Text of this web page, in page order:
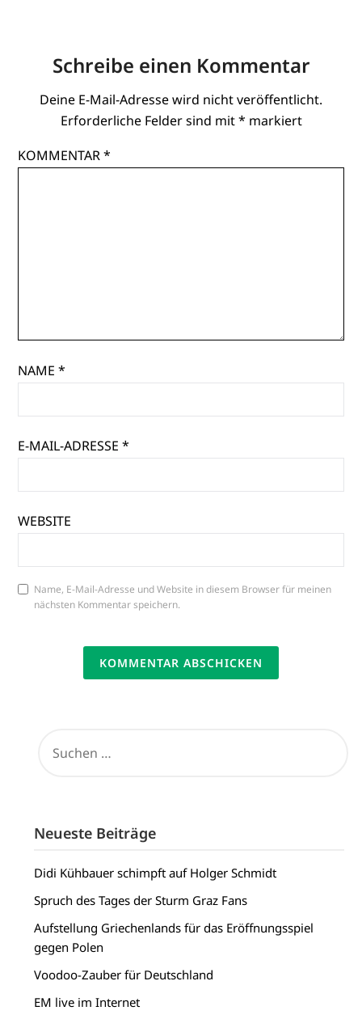
Schreibe einen Kommentar
Deine E-Mail-Adresse wird nicht veröffentlicht.
Erforderliche Felder sind mit* markiert
KOMMENTAR*
NAME*
E-MAIL-ADRESSE*
WEBSITE
Name, E-Mail-Adresse und Website in diesem Browser für meinen
nächsten Kommentar speichern.
NACH:
Neueste Beiträge
Didi Kühbauer schimpft auf Holger Schmidt
Spruch des Tages der Sturm Graz Fans
Aufstellung Griechenlands für das Eröffnungsspiel
gegen Polen
Voodoo-Zauber für Deutschland
EM live im Internet